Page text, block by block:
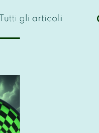
Tutti gli articoli